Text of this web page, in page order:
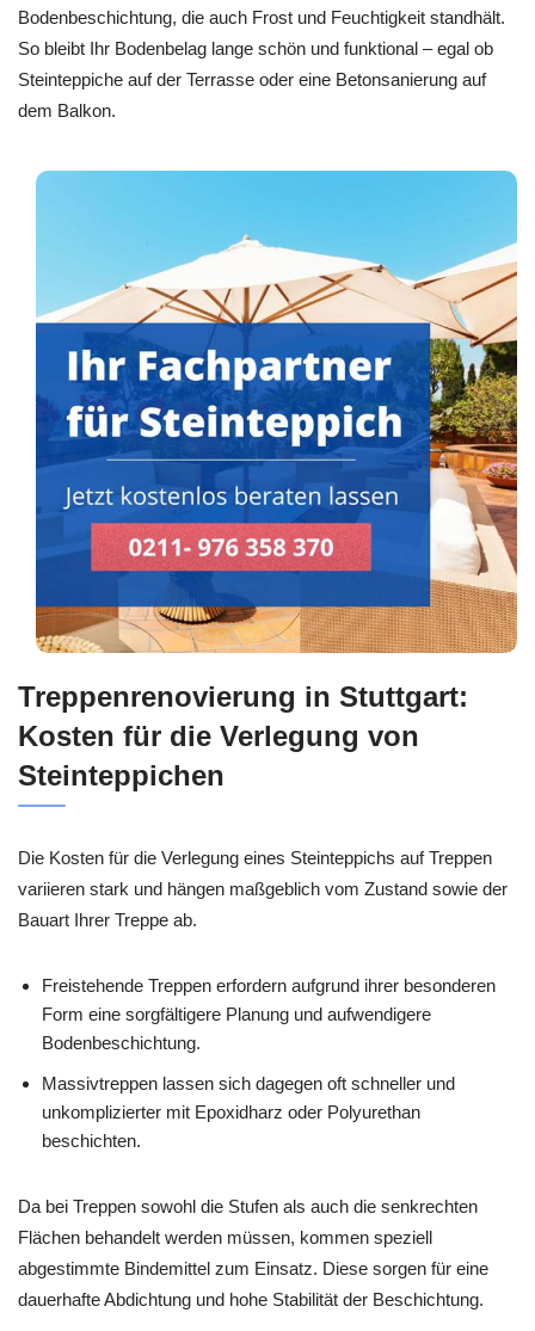
Bodenbeschichtung, die auch Frost und Feuchtigkeit standhält.
So bleibt Ihr Bodenbelag lange schön und funktional – egal ob
Steinteppiche auf der Terrasse oder eine Betonsanierung auf
dem Balkon.
Treppenrenovierung in Stuttgart:
Kosten für die Verlegung von
Steinteppichen
Die Kosten für die Verlegung eines Steinteppichs auf Treppen
variieren stark und hängen maßgeblich vom Zustand sowie der
Bauart Ihrer Treppe ab.
Freistehende Treppen erfordern aufgrund ihrer besonderen
Form eine sorgfältigere Planung und aufwendigere
Bodenbeschichtung.
Massivtreppen lassen sich dagegen oft schneller und
unkomplizierter mit Epoxidharz oder Polyurethan
beschichten.
Da bei Treppen sowohl die Stufen als auch die senkrechten
Flächen behandelt werden müssen, kommen speziell
abgestimmte Bindemittel zum Einsatz. Diese sorgen für eine
dauerhafte Abdichtung und hohe Stabilität der Beschichtung.